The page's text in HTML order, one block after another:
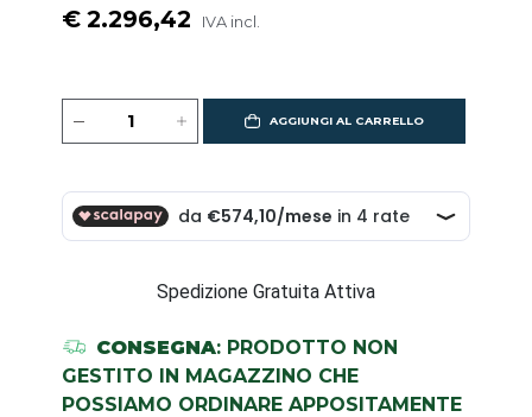
€ 2.296,42 IVA incl.
AGGIUNGI AL CARRELLO
Spedizione Gratuita Attiva
CONSEGNA: PRODOTTO NON
GESTITO IN MAGAZZINO CHE
POSSIAMO ORDINARE APPOSITAMENTE